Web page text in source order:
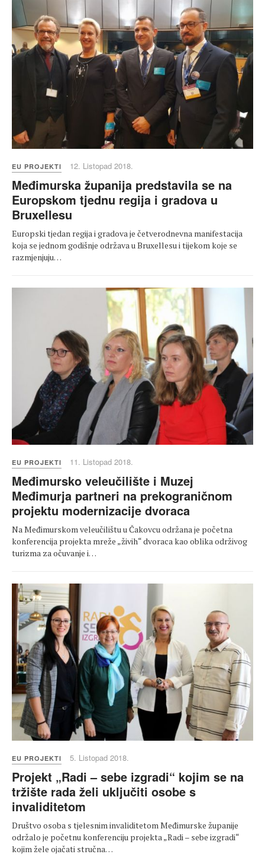
EU PROJEKTI 12. Listopad 2018.
Međimurska županija predstavila se na
Europskom tjednu regija i gradova u
Bruxellesu
Europski tjedan regija i gradova je četverodnevna manifestacija
koja se jednom godišnje održava u Bruxellesu i tijekom koje se
razmjenjuju…
EU PROJEKTI 11. Listopad 2018.
Međimursko veleučilište i Muzej
Međimurja partneri na prekograničnom
projektu modernizacije dvoraca
Na Međimurskom veleučilištu u Čakovcu održana je početna
konferencija projekta mreže „živih“ dvoraca kao oblika održivog
turizma za očuvanje i…
EU PROJEKTI 5. Listopad 2018.
Projekt „Radi – sebe izgradi“ kojim se na
tržište rada želi uključiti osobe s
invaliditetom
Društvo osoba s tjelesnim invaliditetom Međimurske županije
održalo je početnu konferenciju projekta „Radi – sebe izgradi“
kojim žele ojačati stručna…